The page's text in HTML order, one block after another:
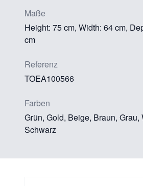
Maße
Height: 75 cm, Width: 64 cm,
cm
Referenz
TOEA100566
Farben
Grün, Gold, Beige, Braun, Grau,
Schwarz